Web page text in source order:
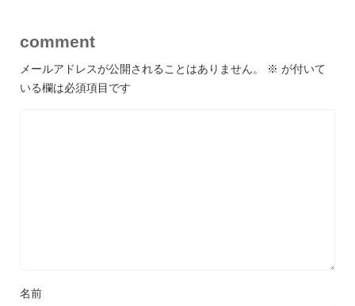
comment
メールアドレスが公開されることはありません。 ※ が付いて
いる欄は必須項目です
名前